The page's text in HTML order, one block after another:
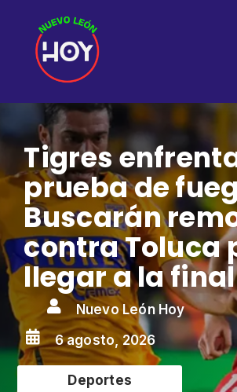
Tigres
prueba de
Buscarán
contra Toluca
llegar a la final
 Nuevo León Hoy
 6 agosto, 2026
Deportes